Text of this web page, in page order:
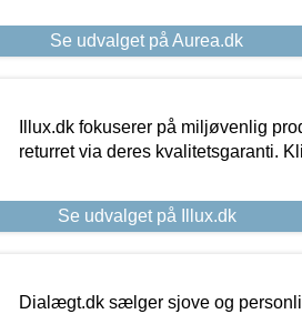
Se udvalget på Aurea.dk
Illux.dk fokuserer på miljøvenlig
returret via deres kvalitetsgaranti.
Se udvalget på Illux.dk
Dialægt.dk sælger sjove og